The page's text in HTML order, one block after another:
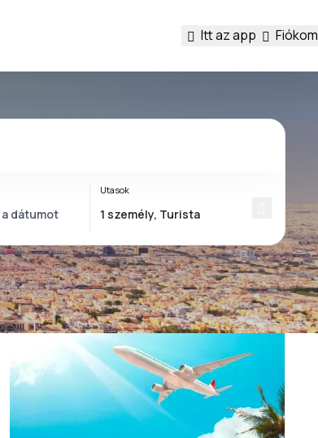
Itt az app Fiókom
Utasok